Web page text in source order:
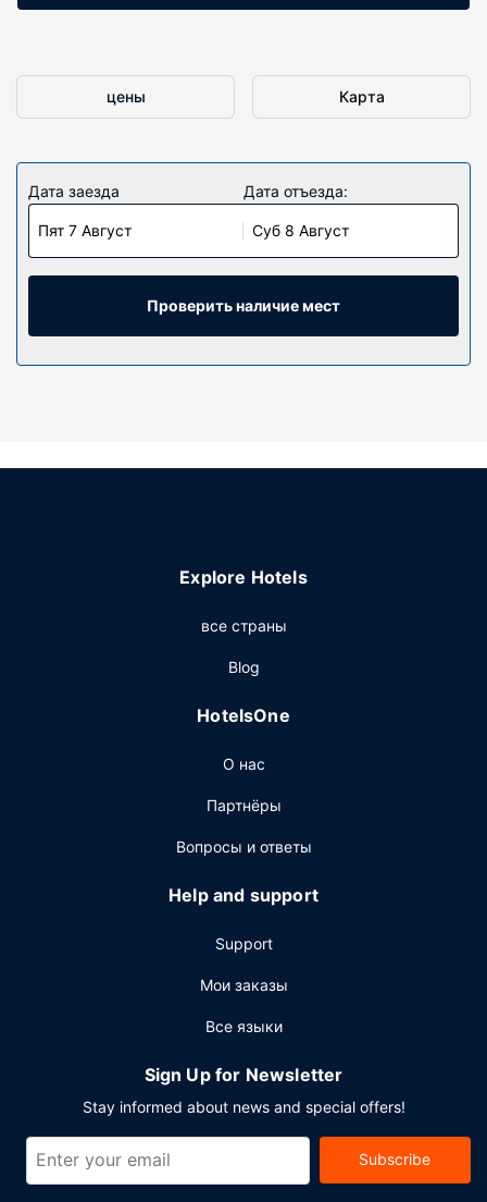
цены Карта
Дата заезда
Пят 7 Август
Дата отъезда:
Суб 8 Август
Проверить наличие мест
Explore Hotels
все страны
Blog
HotelsOne
О нас
Партнёры
Вопросы и ответы
Help and support
Support
Мои заказы
Все языки
Sign Up for Newsletter
Stay informed about news and special offers!
Subscribe